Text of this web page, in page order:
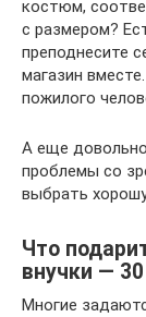
костюм,
с размером?
преподнесите
магазин
пожилого
А еще
проблемы со
выбрать
Что
внучки —
Многие